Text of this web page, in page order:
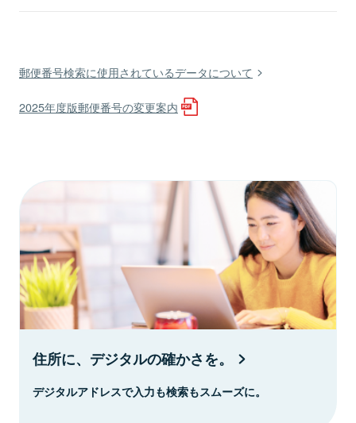
郵便番号検索に使用されているデータについて
2025年度版郵便番号の変更案内
住所に、デジタルの確かさを。
デジタルアドレスで入力も検索もスムーズに。